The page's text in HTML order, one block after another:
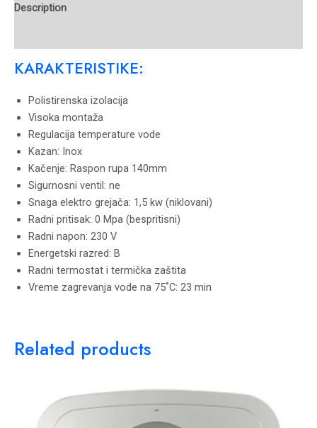
Description
KARAKTERISTIKE:
Polistirenska izolacija
Visoka montaža
Regulacija temperature vode
Kazan: Inox
Kačenje: Raspon rupa 140mm
Sigurnosni ventil: ne
Snaga elektro grejača: 1,5 kw (niklovani)
Radni pritisak: 0 Mpa (bespritisni)
Radni napon: 230 V
Energetski razred: B
Radni termostat i termička zaštita
Vreme zagrevanja vode na 75˚C: 23 min
Related products